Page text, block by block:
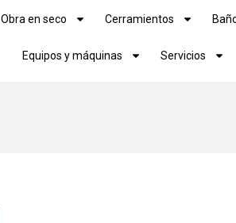
Obra en seco Cerramientos
Equipos y máquinas Servicios